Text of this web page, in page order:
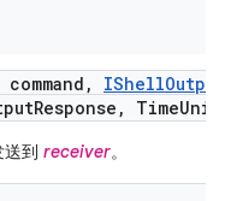
, IShellOutput
Response , TimeUnit
到 receiver。